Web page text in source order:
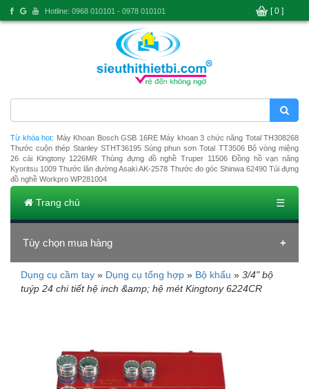
Từ khóa hot: Máy Khoan Bosch GSB 16RE Máy khoan 3 chức năng Total TH308268
Thước cuộn thép Stanley STHT36195 Súng phun sơn Total TT3506 Bộ vòng miệng
26 cái Kingtony 1226MR Thùng đựng đồ nghề Truper 11506 Đồng hồ vạn năng
Kyoritsu 1009 Thước lăn đường Asaki AK-2578 Thước đo góc Shinwa 62490 Túi đựng
đồ nghề Workpro WP281004
Trang chủ ☰
Tùy chọn mua hàng
Đang tải dữ liệu
Dụng cụ cầm tay » Dụng cụ tổng hợp » Bộ khẩu » 3/4" bộ
tuýp 24 chi tiết hệ inch &amp; hệ mét Kingtony 6224CR
Hotline: 0968 010101 - 0978 010101 [ 0 ]